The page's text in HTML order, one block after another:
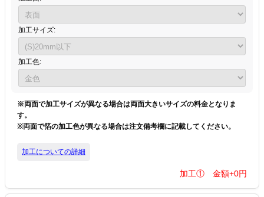
加工サイズ:
加工色:
※両面で加工サイズが異なる場合は両面大きいサイズの料金となりま
す。
※両面で箔の加工色が異なる場合は注文備考欄に記載してください。
加工についての詳細
加工① 金額+0円